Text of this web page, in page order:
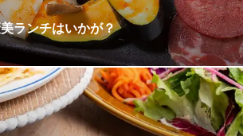
レット
崎駅 車10分
8-20
ランチはいかが？
ンチメニュー♪牛タン、黒毛和牛ステーキ、
ラミ、桜姫鶏、焼き野菜などが楽しめる
、1,680円（税抜）で召しあがれます！これ